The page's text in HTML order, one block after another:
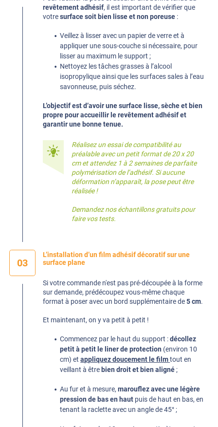
revêtement adhésif, il est important de vérifier que
votresurface soit bien lisse et non poreuse :
Veillez à lisser avec un papier de verre et à
appliquer une sous-couche si nécessaire, pour
lisser au maximum le support ;
Nettoyez les tâches grasses à l’alcool
isopropylique ainsi que les surfaces sales à l’eau
savonneuse, puis séchez.
L’objectif est d’avoir une surface lisse, sèche et bien
propre pour accueillir le revêtement adhésif et
garantir une bonne tenue.
Réalisez un essai de compatibilité au
préalable avec un petit format de 20 x 20
cm et attendez 1 à 2 semaines de parfaite
polymérisation de l’adhésif. Si aucune
déformation n’apparaît, la pose peut être
réalisée !
Demandez noséchantillons gratuitspour
faire vos tests.
03
L’installation d’un film adhésif décoratif sur une
surface plane
Si votre commande n'est pas pré-découpée à la forme
sur demande, prédécoupez vous-même chaque
format à poser avec un bord supplémentaire de5 cm.
Et maintenant, on y va petit à petit !
Commencez par le haut du support :décollez
petit à petit le liner de protection (environ 10
cm) etappliquez doucement le filmtout en
veillant à être bien droit et bien aligné;
Au fur et à mesure,marouflez avec une légère
pression de bas en haut puis de haut en bas, en
tenant la raclette avec un angle de 45° ;